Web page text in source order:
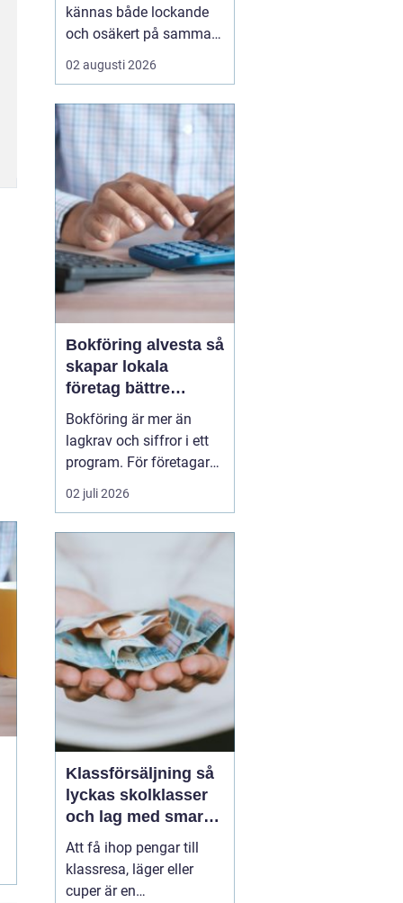
kännas både lockande
och osäkert på samma
gång. Många sitter på
silversmycken, bestick
liggande i ett skåp år
efter år. Frågan dyker
ofta upp: är det värt
något, och hur går en
försäljning faktiskt till?
...
02 augusti 2026
Bokföring alvesta så
skapar lokala
företag bättre
kontroll och
tryggare ekonomi
Bokföring är mer än
lagkrav och siffror i ett
program. För företagare i
Alvesta handlar det om
vardaglig trygghet, bättre
korrekta, uppdaterade
och begripliga blir det
enklare att växa, ...
02 juli 2026
Klassförsäljning så
lyckas skolklasser
och lag med smarta
säljprojekt
Att få ihop pengar till
klassresa, läger eller
cuper är en